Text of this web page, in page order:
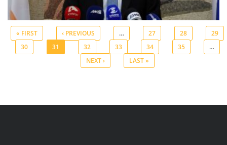
Pages
« FIRST ‹ PREVIOUS … 27 28
29
30
31 32 33 34 35
…
NEXT ›
LAST »